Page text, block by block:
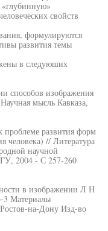
свойств
формулируются
развития темы
в следуюших
способов изображения
мысль Кавказа,
развития форм
человека) // Литература
научной
2004 - С 257-260
в изображении Л Н
3 Материалы
на-Дону Изд-во